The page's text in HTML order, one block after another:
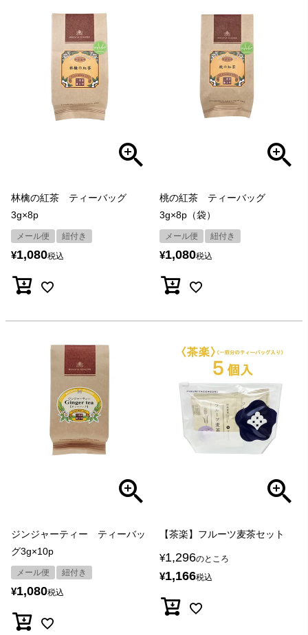
林檎の紅茶 ティーバッグ
3g×8p
メール便 紐付き
¥1,080税込
桃の紅茶 ティーバッグ
3g×8p（袋）
メール便 紐付き
¥1,080税込
ジンジャーティー ティーバッ
グ3g×10p
メール便 紐付き
¥1,080税込
【茶楽】フルーツ麦茶セット
¥1,296のところ
¥1,166税込